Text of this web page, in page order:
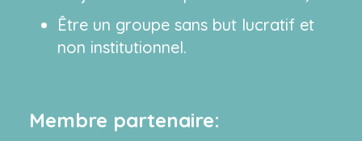
Être un groupe sans but lucratif et
non institutionnel.
Membre partenaire: